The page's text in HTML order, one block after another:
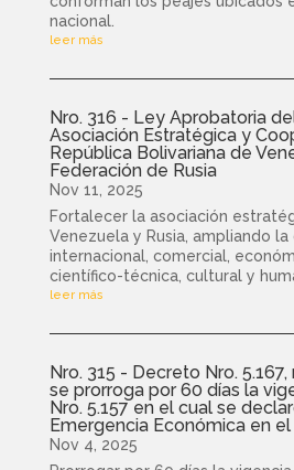
nacional.
leer más
Nro. 316 - Ley Aprobatoria
Asociación Estratégica y
República Bolivariana de
Federación de Rusia
Nov 11, 2025
Fortalecer la asociación
Venezuela y Rusia, ampliando
internacional, comercial,
científico-técnica, cultural y
leer más
Nro. 315 - Decreto Nro.
se prorroga por 60 días la
Nro. 5.157 en el cual se
Emergencia Económica en
Nov 4, 2025